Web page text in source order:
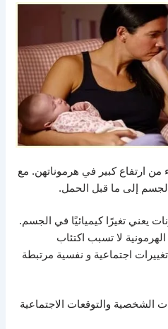
من ارتفاع كبير في هرموناتهن. مع
إلى ما قبل الحمل.
يعني تغيرًا كيميائيًا في الجسم.
لا تسبب اكتئاب
اجتماعية و نفسية مرتبطة
الشخصية والتوقعات الاجتماعية